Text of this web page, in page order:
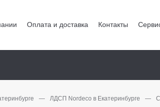
Оплата и доставка Контакты
— ЛДСП Nordeco в Екатеринбурге —